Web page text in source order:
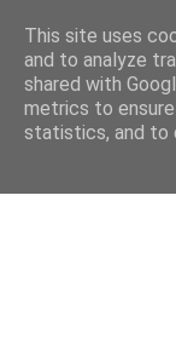
This site uses
and to analyze
shared with
metrics to
statistics, and to